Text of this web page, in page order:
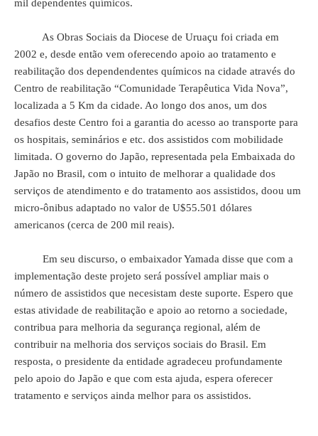
mil dependentes químicos.
As Obras Sociais da Diocese de Uruaçu foi criada em
2002 e, desde então vem oferecendo apoio ao tratamento e
reabilitação dos dependendentes químicos na cidade através do
Centro de reabilitação “Comunidade Terapêutica Vida Nova”,
localizada a 5 Km da cidade. Ao longo dos anos, um dos
desafios deste Centro foi a garantia do acesso ao transporte para
os hospitais, seminários e etc. dos assistidos com mobilidade
limitada. O governo do Japão, representada pela Embaixada do
Japão no Brasil, com o intuito de melhorar a qualidade dos
serviços de atendimento e do tratamento aos assistidos, doou um
micro-ônibus adaptado no valor de U$55.501 dólares
americanos (cerca de 200 mil reais).
Em seu discurso, o embaixador Yamada disse que com a
implementação deste projeto será possível ampliar mais o
número de assistidos que necesistam deste suporte. Espero que
estas atividade de reabilitação e apoio ao retorno a sociedade,
contribua para melhoria da segurança regional, além de
contribuir na melhoria dos serviços sociais do Brasil. Em
resposta, o presidente da entidade agradeceu profundamente
pelo apoio do Japão e que com esta ajuda, espera oferecer
tratamento e serviços ainda melhor para os assistidos.